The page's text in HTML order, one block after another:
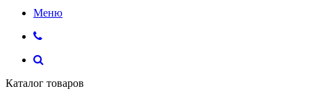
Меню
Каталог товаров